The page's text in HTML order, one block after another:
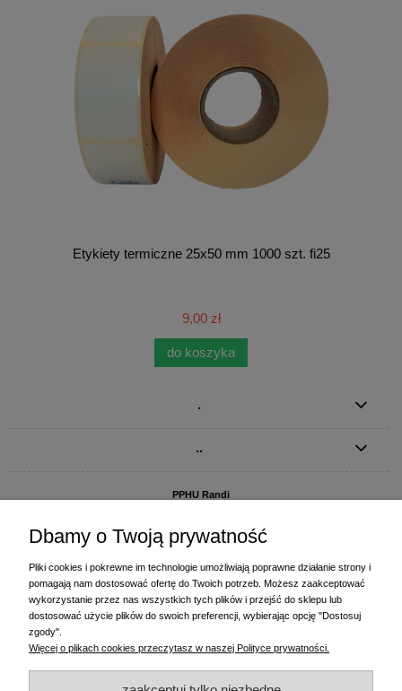
Etykiety termiczne 25x50 mm 1000 szt. fi25
9,00 zł
do koszyka
.
..
PPHU Randi
ul. Starogardzka 77 (wjazd od ul. Plażowej)
+48 58 770 31 80
- centrala
Dbamy o Twoją prywatność
Pliki cookies i pokrewne im technologie umożliwiają poprawne działanie strony i
pomagają nam dostosować ofertę do Twoich potrzeb. Możesz zaakceptować
wykorzystanie przez nas wszystkich tych plików i przejść do sklepu lub
dostosować użycie plików do swoich preferencji, wybierając opcję "Dostosuj
zgody".
Więcej o plikach cookies przeczytasz w naszej Polityce prywatności.